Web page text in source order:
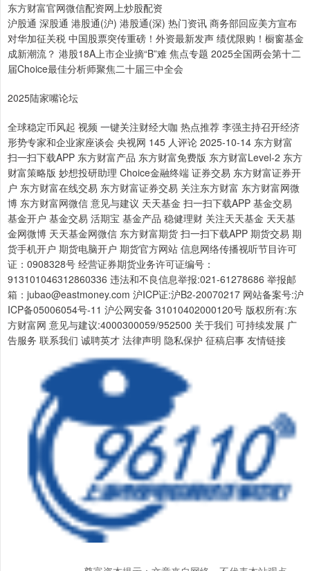
东方财富官网微信配资网上炒股配资
沪股通 深股通 港股通(沪) 港股通(深) 热门资讯 商务部回应美方宣布
对华加征关税 中国股票突传重磅！外资最新发声 绩优限购！橱窗基金
成新潮流？ 港股18A上市企业摘“B”难 焦点专题 2025全国两会第十二
届Choice最佳分析师聚焦二十届三中全会
2025陆家嘴论坛
全球稳定币风起 视频 一键关注财经大咖 热点推荐 李强主持召开经济
形势专家和企业家座谈会 央视网 145 人评论 2025-10-14 东方财富
扫一扫下载APP 东方财富产品 东方财富免费版 东方财富Level-2 东方
财富策略版 妙想投研助理 Choice金融终端 证券交易 东方财富证券开
户 东方财富在线交易 东方财富证券交易 关注东方财富 东方财富网微
博 东方财富网微信 意见与建议 天天基金 扫一扫下载APP 基金交易
基金开户 基金交易 活期宝 基金产品 稳健理财 关注天天基金 天天基
金网微博 天天基金网微信 东方财富期货 扫一扫下载APP 期货交易 期
货手机开户 期货电脑开户 期货官方网站 信息网络传播视听节目许可
证：0908328号 经营证券期货业务许可证编号：
913101046312860336 违法和不良信息举报:021-61278686 举报邮
箱：jubao@eastmoney.com 沪ICP证:沪B2-20070217 网站备案号:沪
ICP备05006054号-11 沪公网安备 31010402000120号 版权所有:东
方财富网 意见与建议:4000300059/952500 关于我们 可持续发展 广
告服务 联系我们 诚聘英才 法律声明 隐私保护 征稿启事 友情链接